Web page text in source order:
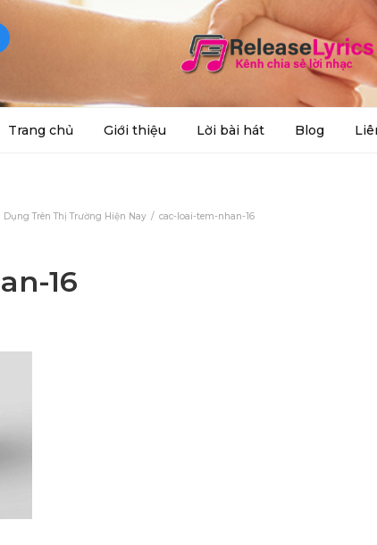
Trang chủ Giới thiệu Lời bài hát Blog
Dụng Trên Thị Trường Hiện Nay cac-loai-tem-nhan-16
16